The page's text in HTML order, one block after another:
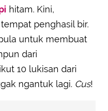
hitam. Kini,
penghasil bir.
untuk membuat
dari
10 lukisan dari
ngantuk lagi. Cus!